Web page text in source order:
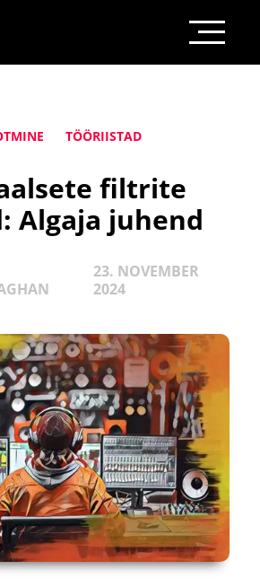
TÖÖRIISTAD
filtrite
Algaja juhend
23. NOVEMBER
2024